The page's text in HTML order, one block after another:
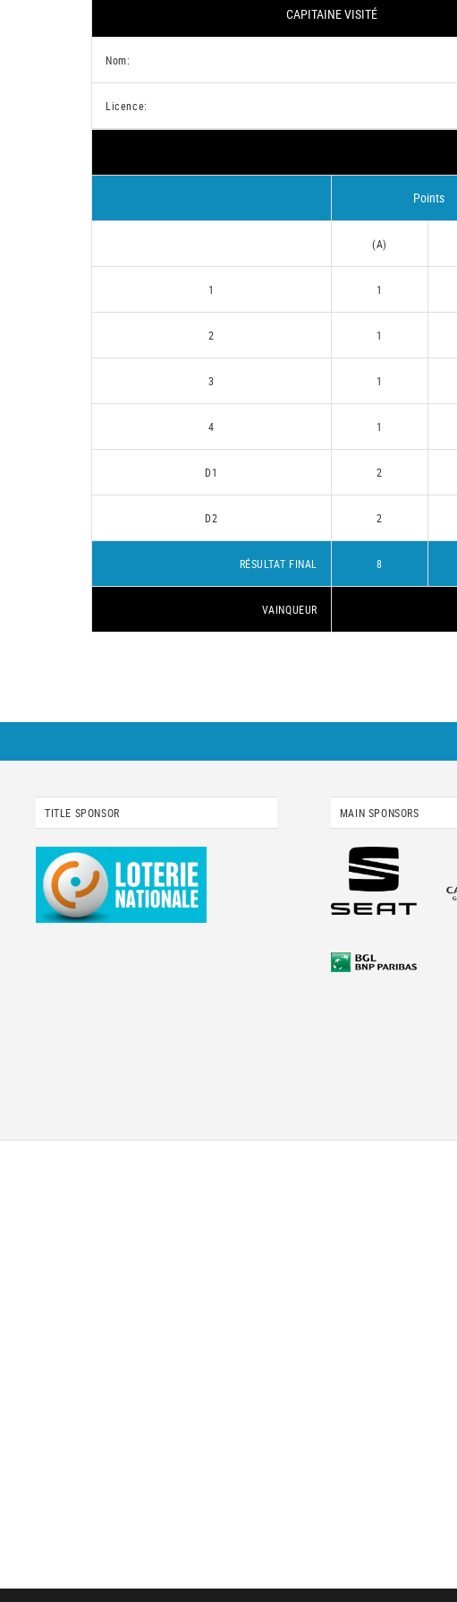
CAPITAINE VISITÉ
Nom:
Licence:
Points
(A)
1 1
2 1
3 1
4 1
D1 2
D2 2
RÉSULTAT FINAL 8
VAINQUEUR
TITLE SPONSOR MAIN SPONSORS